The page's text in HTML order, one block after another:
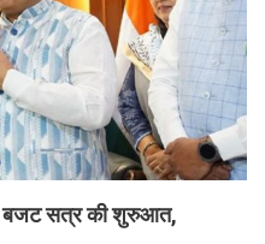
से बजट सत्र की शुरुआत,